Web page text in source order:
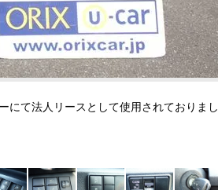
にて法人リースとして使用されておりまし